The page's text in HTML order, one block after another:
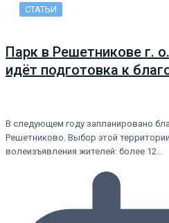
СТАТЬИ
Парк в Решетникове г.
идёт подготовка к
В следующем году запланировано
Решетниково. Выбор этой
волеизъявления жителей: более 12…